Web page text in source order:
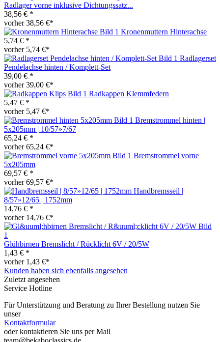
Radlager vorne inklusive Dichtungssatz...
38,56 € *
vorher 38,56 €*
Kronenmuttern Hinterachse
5,74 € *
vorher 5,74 €*
Radlagerset
Pendelachse hinten / Komplett-Set
39,00 € *
vorher 39,00 €*
Radkappen Klemmfedern
5,47 € *
vorher 5,47 €*
Bremstrommel hinten |
5x205mm | 10/57»7/67
65,24 € *
vorher 65,24 €*
Bremstrommel vorne
5x205mm
69,57 € *
vorher 69,57 €*
Handbremsseil |
8/57»12/65 | 1752mm
14,76 € *
vorher 14,76 €*
Glühbirnen Bremslicht / Rücklicht 6V / 20/5W
1,43 € *
vorher 1,43 €*
Kunden haben sich ebenfalls angesehen
Zuletzt angesehen
Service Hotline
Für Unterstützung und Beratung zu Ihrer Bestellung nutzen Sie
unser
Kontaktformular
oder kontaktieren Sie uns per Mail
team@bekaboclassics.de